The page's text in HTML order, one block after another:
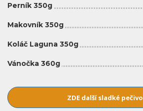
Perník 350g
Makovník 350g
Koláč Laguna 350g
Vánočka 360g
ZDE další sladké pečivo